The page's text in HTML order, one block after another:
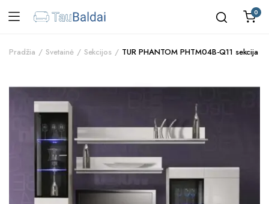
0
Pradžia Svetainė Sekcijos TUR PHANTOM PHTM04B-Q11 sekcija